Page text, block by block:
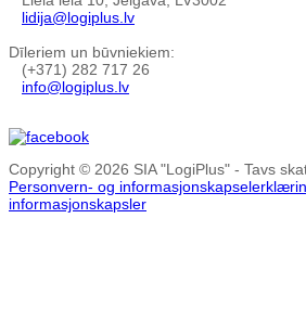
lidija@logiplus.lv
Dīleriem un būvniekiem:
(+371) 282 717 26
info@logiplus.lv
Copyright © 2026 SIA "LogiPlus" - Tavs
Personvern- og
informasjonskapsler